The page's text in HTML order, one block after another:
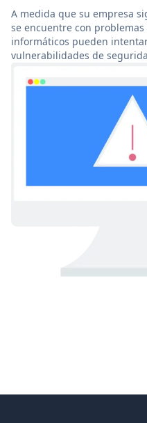
A medida que su empresa
se encuentre con
informáticos pueden
vulnerabilidades de